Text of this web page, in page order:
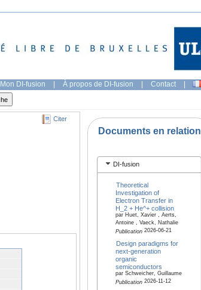
Mon DI-fusion | À propos de DI-fusion | Contact |
Citer
Documents en relation
DI-fusion
Theoretical
Investigation of
Electron Transfer in
H_2 + He^+ collision
par Huet, Xavier , Aerts,
Antoine , Vaeck, Nathalie
Publication2026-06-21
Design paradigms for
next-generation
organic
semiconductors
par Schweicher, Guillaume
Publication2026-11-12